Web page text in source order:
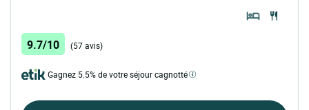
9.7/10 (57 avis)
Gagnez 5.5% de votre séjour cagnotté